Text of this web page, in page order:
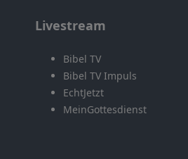
Livestream
Bibel TV
Bibel TV Impuls
EchtJetzt
MeinGottesdienst